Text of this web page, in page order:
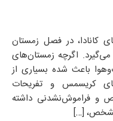
کانادا، در فصل زمستان
اگرچه زمستان‌های
باعث شده بسیاری از
کریسمس و تفریحات
و فراموش‌نشدنی داشته
مشخص، […]